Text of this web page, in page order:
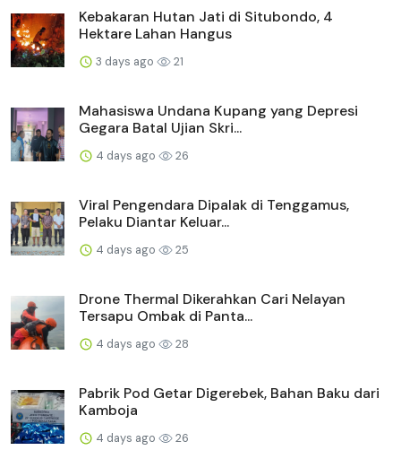
Kebakaran Hutan Jati di Situbondo, 4
Hektare Lahan Hangus
3 days ago 21
Mahasiswa Undana Kupang yang Depresi
Gegara Batal Ujian Skri...
4 days ago 26
Viral Pengendara Dipalak di Tenggamus,
Pelaku Diantar Keluar...
4 days ago 25
Drone Thermal Dikerahkan Cari Nelayan
Tersapu Ombak di Panta...
4 days ago 28
Pabrik Pod Getar Digerebek, Bahan Baku dari
Kamboja
4 days ago 26